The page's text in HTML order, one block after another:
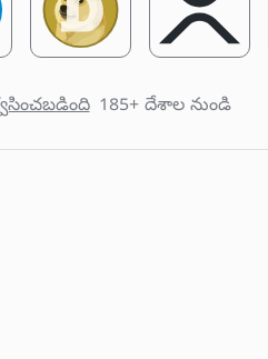
185+ దేశాల నుండి